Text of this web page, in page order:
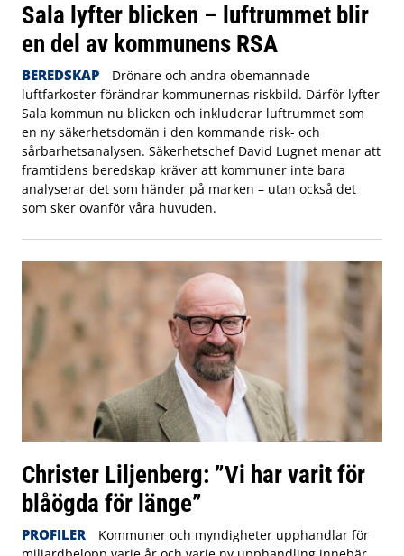
Sala lyfter blicken – luftrummet blir
en del av kommunens RSA
BEREDSKAP
Drönare och andra obemannade
luftfarkoster förändrar kommunernas riskbild. Därför lyfter
Sala kommun nu blicken och inkluderar luftrummet som
en ny säkerhetsdomän i den kommande risk- och
sårbarhetsanalysen. Säkerhetschef David Lugnet menar att
framtidens beredskap kräver att kommuner inte bara
analyserar det som händer på marken – utan också det
som sker ovanför våra huvuden.
Christer Liljenberg: ”Vi har varit för
blåögda för länge”
PROFILER
Kommuner och myndigheter upphandlar för